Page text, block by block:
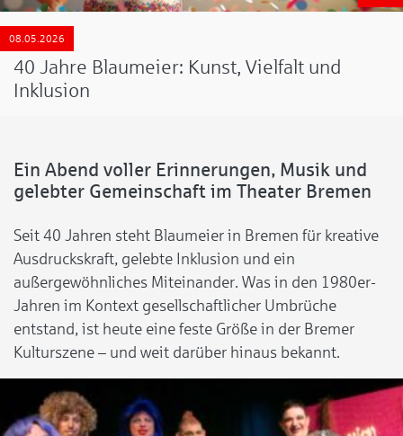
08.05.2026
40 Jahre Blaumeier: Kunst, Vielfalt und
Inklusion
Ein Abend voller Erinnerungen, Musik und
gelebter Gemeinschaft im Theater Bremen
Seit 40 Jahren steht Blaumeier in Bremen für kreative
Ausdruckskraft, gelebte Inklusion und ein
außergewöhnliches Miteinander. Was in den 1980er-
Jahren im Kontext gesellschaftlicher Umbrüche
entstand, ist heute eine feste Größe in der Bremer
Kulturszene – und weit darüber hinaus bekannt.